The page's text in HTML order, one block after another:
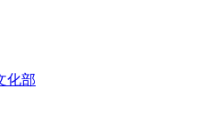
化部